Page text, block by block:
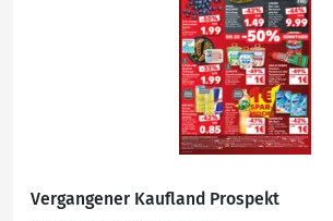
Vergangener Kaufland Prospekt